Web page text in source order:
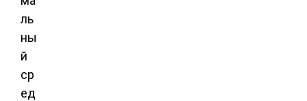
ль
ны
й
ср
ед